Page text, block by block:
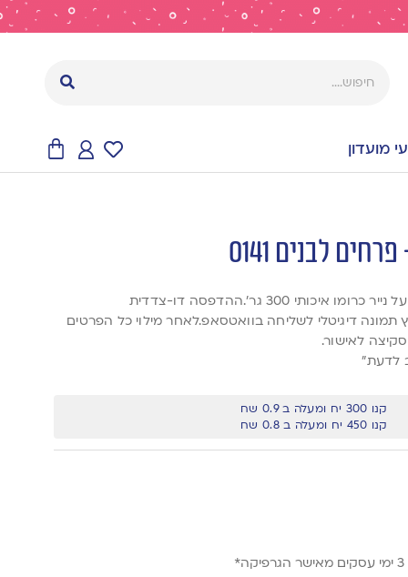
מועדון
לבנים 0141
אנחנו מדפיסים את ההזמנות על נייר כרומו איכותי 300 גר’.ההדפסה דו-צדדית
תמונה דיגיטלי לשליחה בוואטסאפ.לאחר מילוי כל הפרטים
לאישור.
לדעת”
קנו 300 יח ומעלה ב 0.9 שח
קנו 450 יח ומעלה ב 0.8 שח